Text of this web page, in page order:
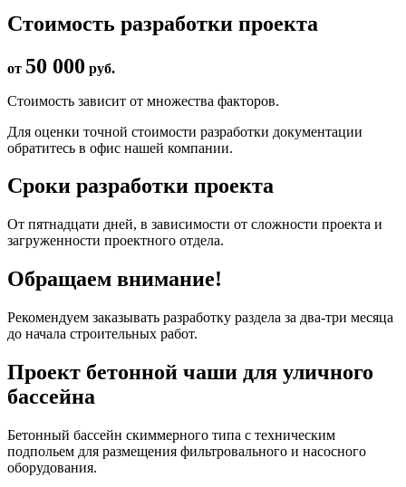
Стоимость разработки проекта
от 50 000 руб.
Стоимость зависит от множества факторов.
Для оценки точной стоимости разработки документации
обратитесь в офис нашей компании.
Сроки разработки проекта
От пятнадцати дней, в зависимости от сложности проекта и
загруженности проектного отдела.
Обращаем внимание!
Рекомендуем заказывать разработку раздела за два-три месяца
до начала строительных работ.
Проект бетонной чаши для уличного
бассейна
Бетонный бассейн скиммерного типа с техническим
подпольем для размещения фильтровального и насосного
оборудования.